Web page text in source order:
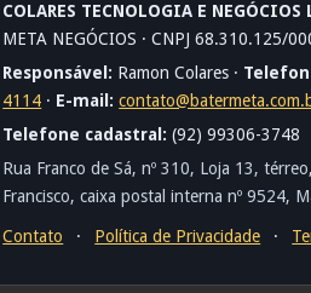
COLARES TECNOLOGIA E NEGÓCIOS
META NEGÓCIOS · CNPJ 68.310.125/
Responsável: Ramon Colares ·
4114 · E-mail:
Telefone cadastral: (92) 99306-3748
Rua Franco de Sá, nº 310, Loja 13,
Francisco, caixa postal interna nº 9524,
Contato · Política de Privacidade ·